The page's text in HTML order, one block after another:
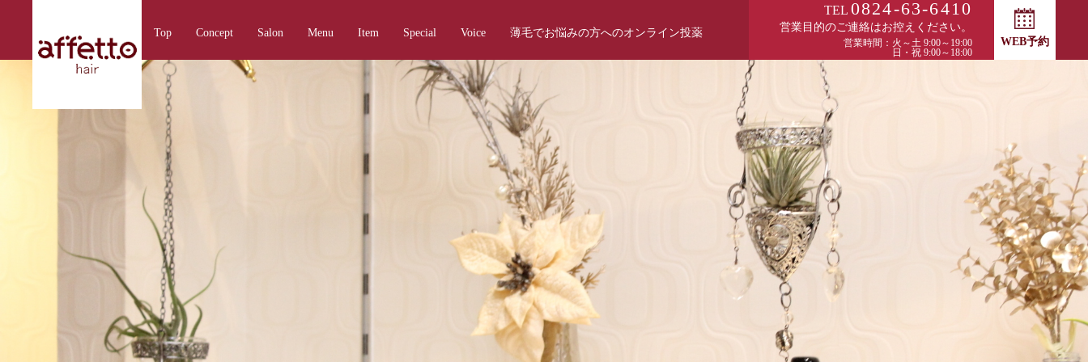
Top Concept Salon Menu Item Special Voice 薄毛でお悩みの方へのオンライン投薬
TEL 0824-63-6410
営業目的のご連絡はお控えください。
営業時間：火～土 9:00～19:00
日・祝 9:00～18:00
WEB予約